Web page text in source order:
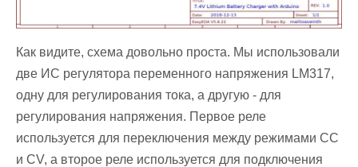
Как видите, схема довольно проста. Мы использовали
две ИС регулятора переменного напряжения LM317,
одну для регулирования тока, а другую - для
регулирования напряжения. Первое реле
используется для переключения между режимами CC
и CV, а второе реле используется для подключения